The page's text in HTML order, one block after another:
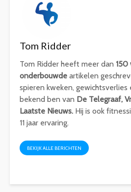
Tom Ridder
Tom Ridder heeft meer dan 150
onderbouwde artikelen
spieren kweken, gewichtsverlies
bekend ben van De Telegraaf,
Laatste Nieuws. Hij is ook
11 jaar ervaring.
BEKIJK ALLE BERICHTEN